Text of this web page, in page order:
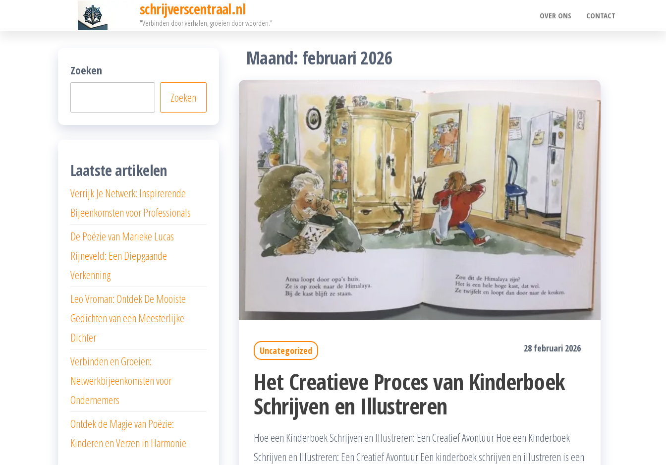
schrijverscentraal.nl
"Verbinden door verhalen, groeien door woorden."
OVER ONS CONTACT
Maand: februari 2026
Uncategorized 28 februari 2026
Het Creatieve Proces van Kinderboek
Schrijven en Illustreren
Hoe een Kinderboek Schrijven en Illustreren: Een Creatief Avontuur Hoe een Kinderboek
Schrijven en Illustreren: Een Creatief Avontuur Een kinderboek schrijven en illustreren is een
Zoeken
Zoeken
Laatste artikelen
Verrijk Je Netwerk: Inspirerende
Bijeenkomsten voor Professionals
De Poëzie van Marieke Lucas
Rijneveld: Een Diepgaande
Verkenning
Leo Vroman: Ontdek De Mooiste
Gedichten van een Meesterlijke
Dichter
Verbinden en Groeien:
Netwerkbijeenkomsten voor
Ondernemers
Ontdek de Magie van Poëzie:
Kinderen en Verzen in Harmonie